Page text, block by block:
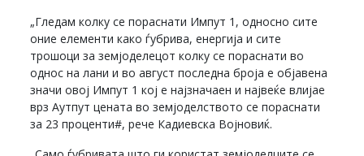
„Гледам колку се пораснати Импут 1, односно сите
оние елементи како ѓубрива, енергија и сите
трошоци за земјоделецот колку се пораснати во
однос на лани и во август последна броја е објавена
значи овој Импут 1 кој е најзначаен и највеќе влијае
врз Аутпут цената во земјоделството се пораснати
за 23 проценти#, рече Кадиевска Војновиќ.